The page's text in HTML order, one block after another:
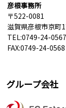
彦根事務所
〒522-0081
滋賀県彦根市京町
TEL:0749-24-0567
FAX:0749-24-0568
グループ会社